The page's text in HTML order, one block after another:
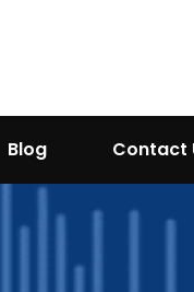
Blog Contact